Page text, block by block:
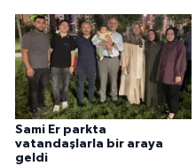
Sami Er parkta
vatandaşlarla bir araya
geldi